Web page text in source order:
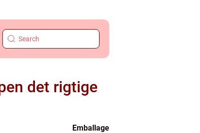
det rigtige
Emballage